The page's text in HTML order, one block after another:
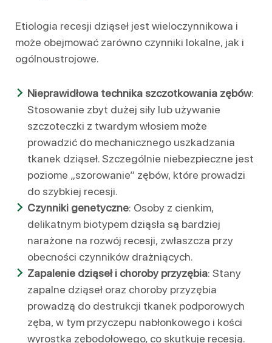
Etiologia recesji dziąseł jest wieloczynnikowa i
może obejmować zarówno czynniki lokalne, jak i
ogólnoustrojowe.
Nieprawidłowa technika szczotkowania zębów:
Stosowanie zbyt dużej siły lub używanie
szczoteczki z twardym włosiem może
prowadzić do mechanicznego uszkadzania
tkanek dziąseł. Szczególnie niebezpieczne jest
poziome „szorowanie” zębów, które prowadzi
do szybkiej recesji.
Czynniki genetyczne: Osoby z cienkim,
delikatnym biotypem dziąsła są bardziej
narażone na rozwój recesji, zwłaszcza przy
obecności czynników drażniących.
Zapalenie dziąseł i choroby przyzębia: Stany
zapalne dziąseł oraz choroby przyzębia
prowadzą do destrukcji tkanek podporowych
zęba, w tym przyczepu nabłonkowego i kości
wyrostka zębodołowego, co skutkuje recesją.